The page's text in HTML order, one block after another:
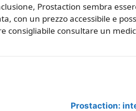
Prostaction sembra
con un prezzo accessibile e
consigliabile consultare un
Prostaction: